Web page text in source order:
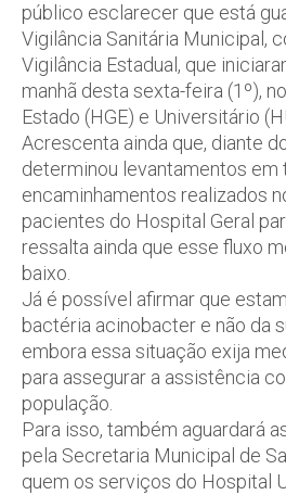
público esclarecer que está
Vigilância Sanitária Municipal,
Vigilância Estadual, que
manhã desta sexta-feira (1º),
Estado (HGE) e Universitário
Acrescenta ainda que, diante
determinou levantamentos em
encaminhamentos realizados
pacientes do Hospital Geral
ressalta ainda que esse fluxo
baixo.
Já é possível afirmar que
bactéria acinobacter e não da
embora essa situação exija
para assegurar a assistência
população.
Para isso, também aguardará
pela Secretaria Municipal de
quem os serviços do Hospital